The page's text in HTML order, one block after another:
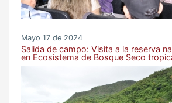
Mayo 17 de 2024
Salida de campo: Visita a la reserva
en Ecosistema de Bosque Seco